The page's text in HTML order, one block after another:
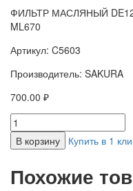
ФИЛЬТР МАСЛЯНЫЙ DE12,
ML670
Артикул: C5603
Производитель: SAKURA
700.00 ₽
В корзину Купить в 1
Похожие